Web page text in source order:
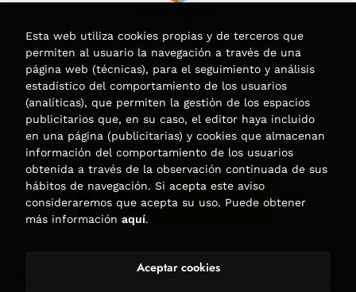
. Todos los Derechos Reservados |
Esta web utiliza cookies propias y de terceros que
permiten al usuario la navegación a través de una
página web (técnicas), para el seguimiento y análisis
estadístico del comportamiento de los usuarios
(analíticas), que permiten la gestión de los espacios
publicitarios que, en su caso, el editor haya incluido
en una página (publicitarias) y cookies que almacenan
información del comportamiento de los usuarios
obtenida a través de la observación continuada de sus
hábitos de navegación. Si acepta este aviso
consideraremos que acepta su uso. Puede obtener
más información aquí.
Aceptar cookies